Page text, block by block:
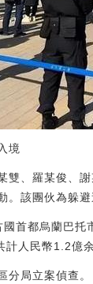
境
雙、羅某俊、
。該團伙為躲
首都烏蘭巴
人民幣1.2億余
分局立案偵查。